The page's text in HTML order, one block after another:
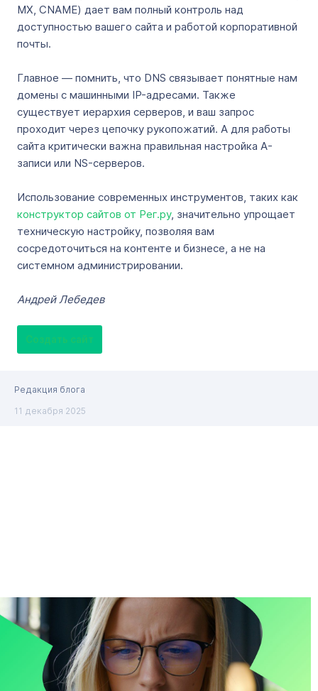
MX, CNAME) дает вам полный контроль над
доступностью вашего сайта и работой корпоративной
почты.
Главное — помнить, что DNS связывает понятные нам
домены с машинными IP-адресами. Также
существует иерархия серверов, и ваш запрос
проходит через цепочку рукопожатий. А для работы
сайта критически важна правильная настройка A-
записи или NS-серверов.
Использование современных инструментов, таких как
конструктор сайтов от Рег.ру, значительно упрощает
техническую настройку, позволяя вам
сосредоточиться на контенте и бизнесе, а не на
системном администрировании.
Андрей Лебедев
Создать сайт
Редакция блога
11 декабря 2025